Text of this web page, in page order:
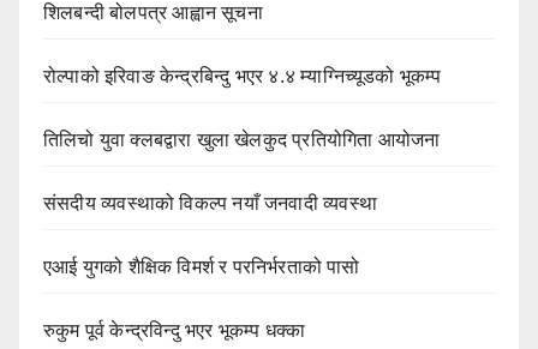
शिलबन्दी बोलपत्र आह्वान सूचना
रोल्पाको इरिवाङ केन्द्रबिन्दु भएर ४.४ म्याग्निच्यूडको भूकम्प
तिलिचो युवा क्लबद्वारा खुला खेलकुद प्रतियोगिता आयोजना
संसदीय व्यवस्थाको विकल्प नयाँ जनवादी व्यवस्था
एआई युगको शैक्षिक विमर्श र परनिर्भरताको पासो
रुकुम पूर्व केन्द्रविन्दु भएर भूकम्प धक्का